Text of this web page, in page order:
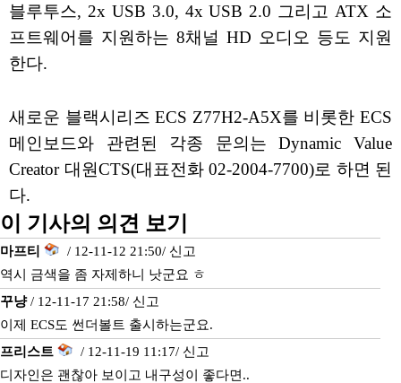
블루투스, 2x USB 3.0, 4x USB 2.0 그리고 ATX 소
프트웨어를 지원하는 8채널 HD 오디오 등도 지원
한다.
새로운 블랙시리즈 ECS Z77H2-A5X를 비롯한 ECS
메인보드와 관련된 각종 문의는 Dynamic Value
Creator 대원CTS(대표전화 02-2004-7700)로 하면 된
다.
이 기사의 의견 보기
마프티 / 12-11-12 21:50/ 신고
역시 금색을 좀 자제하니 낫군요 ㅎ
꾸냥/ 12-11-17 21:58/ 신고
이제 ECS도 썬더볼트 출시하는군요.
프리스트
/ 12-11-19 11:17/ 신고
디자인은 괜찮아 보이고 내구성이 좋다면..